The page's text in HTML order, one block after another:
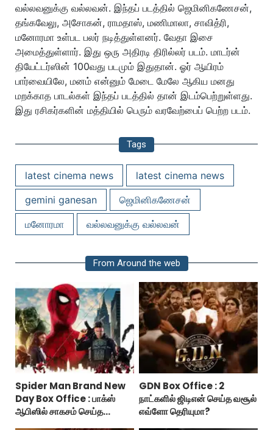
வல்லவனுக்கு வல்லவன். இந்தப் படத்தில் ஜெமினிகணேசன்,
தங்கவேலு, அசோகன், ராமதாஸ், மணிமாலா, சாவித்ரி,
மனோரமா உள்பட பலர் நடித்துள்ளனர். வேதா இசை
அமைத்துள்ளார். இது ஒரு அதிரடி திரில்லர் படம். மாடர்ன்
தியேட்டர்ஸின் 100வது படமும் இதுதான். ஓர் ஆயிரம்
பார்வையிலே, மனம் என்னும் மேடை மேலே ஆகிய மனது
மறக்காத பாடல்கள் இந்தப் படத்தில் தான் இடம்பெற்றுள்ளது.
இது ரசிகர்களின் மத்தியில் பெரும் வரவேற்பைப் பெற்ற படம்.
Tags
latest cinema news
latest cinema news
gemini ganesan
ஜெமினிகணேசன்
மனோரமா
வல்லவனுக்கு வல்லவன்
From Around the web
Spider Man Brand New
Day Box Office : பாக்ஸ்
ஆபிஸில் சாகசம் செய்த
GDN Box Office : 2
நாட்களில் ஜிடிஎன் செய்த வசூல்
எவ்ளோ தெரியுமா?